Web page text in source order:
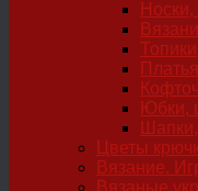
Юбки,
Цветы
Вязание.
Вязаные